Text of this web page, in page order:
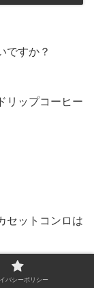
ですか？
リップコーヒー
セットコンロは
バシーポリシー